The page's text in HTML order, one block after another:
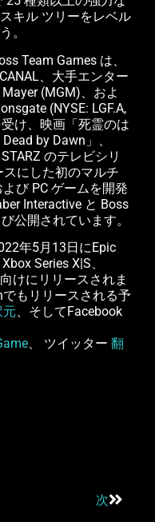
キル ツリーをレベル
。
Team Games は、
、大手エンター
(MGM)、およ
(NYSE: LGF.A,
け、映画「死霊のは
by Dawn」、
のテレビシリ
にした初のマルチ
び PC ゲームを開発
Interactive と Boss
公開されています。
年5月13日にEpic
Series X|S、
けにリリースされま
もリリースされる予
元、そしてFacebook
、 ツイッター 翻
次